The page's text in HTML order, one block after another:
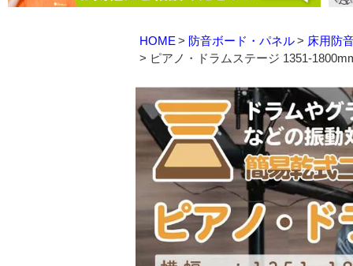
HOME 防音ボード・パネル
床用防
ピアノ・ドラムステージ 1351-